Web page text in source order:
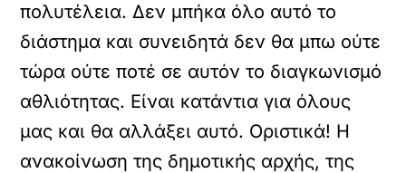
πολυτέλεια. Δεν μπήκα όλο αυτό το
διάστημα και συνειδητά δεν θα μπω ούτε
τώρα ούτε ποτέ σε αυτόν το διαγκωνισμό
αθλιότητας. Είναι κατάντια για όλους
μας και θα αλλάξει αυτό. Οριστικά! Η
ανακοίνωση της δημοτικής αρχής, της